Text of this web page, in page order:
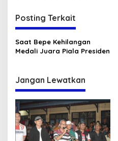
Posting Terkait
Saat Bepe Kehilangan
Medali Juara Piala Presiden
Jangan Lewatkan